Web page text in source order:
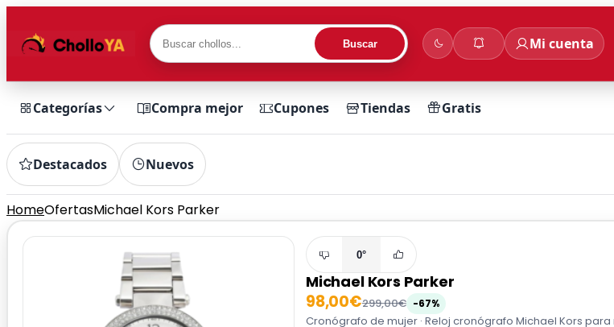
Buscar Mi cuenta
Categorías Compra mejor Cupones Tiendas Gratis
Destacados Nuevos
HomeOfertasMichael Kors Parker
0°
Michael Kors Parker
98,00€299,00€ -67%
Cronógrafo de mujer · Reloj cronógrafo Michael Kors